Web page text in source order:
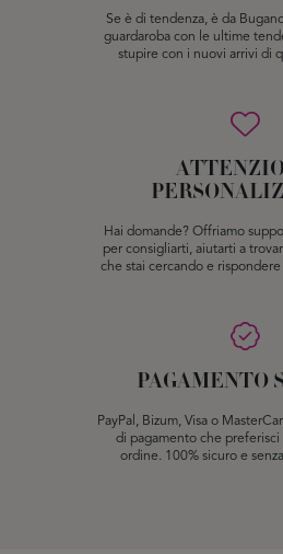
Se è di tendenza, è da
guardaroba con le ultime
stupire con i nuovi arrivi di
Hai domande? Offriamo
per consigliarti, aiutarti a
che stai cercando e
PAGAMENTO
PayPal, Bizum, Visa o
di pagamento che
ordine. 100% sicuro e